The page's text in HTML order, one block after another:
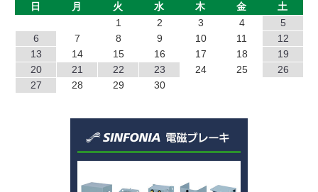
日
月 火 水 木 金
土
1
2 3 4
5
6
7 8 9 10 11
12
13
14 15 16 17 18
19
20
21 22 23 24 25
26
27
28 29 30